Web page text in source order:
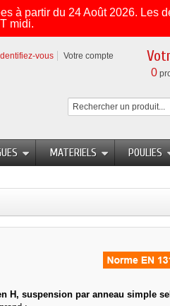
à partir du 24 Août 2026. Les
midi.
Identifiez-vous Votre compte
0
MATERIELS POULIES
H, suspension par anneau simple